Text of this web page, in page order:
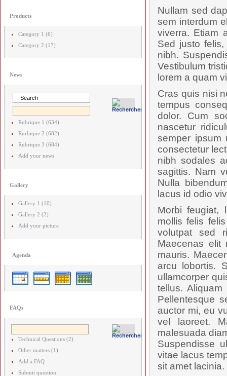
Products
Category 1 (6)
Category 2 (17)
News
Rubrique 1 (634)
Rurbique 2 (682)
Rubrique 3 (684)
Add your news
Gallery
Gallery 1 (10)
Gallery 2 (2)
Add your picture
Agenda
FAQs
Technical Questions (2)
Other matters (1)
Add a FAQ
Submit question
Nullam sed
sem interdum
viverra. Etiam
Sed justo
nibh.
Vestibulum
lorem a quam
Cras quis nisi
tempus
dolor. Cum
nascetur
semper ipsum
consectetur
nibh sodales
sagittis. Nam
Nulla
lacus id odio
Morbi feugiat,
mollis felis
volutpat sed
Maecenas elit
mauris.
arcu lobortis.
ullamcorper
tellus.
Pellentesque
auctor mi, eu
vel laoreet.
malesuada
Suspendisse
vitae lacus
sit amet lacinia.